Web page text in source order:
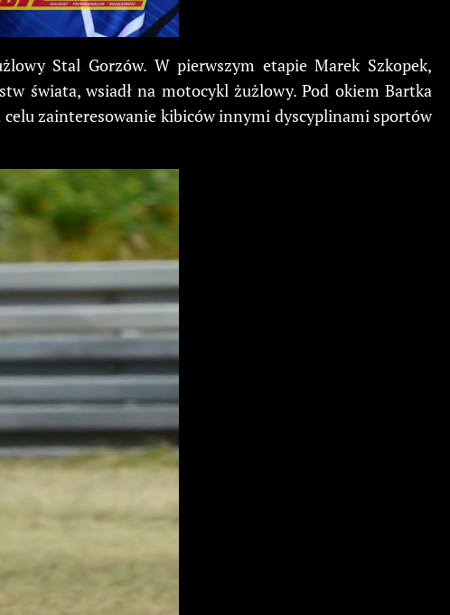
Stal Gorzów. W pierwszym etapie Marek Szkopek,
świata, wsiadł na motocykl żużlowy. Pod okiem Bartka
celu zainteresowanie kibiców innymi dyscyplinami sportów